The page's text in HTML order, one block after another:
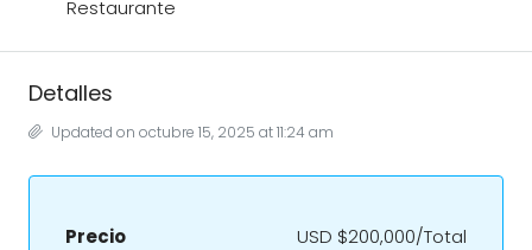
Restaurante
Detalles
Updated on octubre 15, 2025 at 11:24 am
Precio
USD $200,000/Total